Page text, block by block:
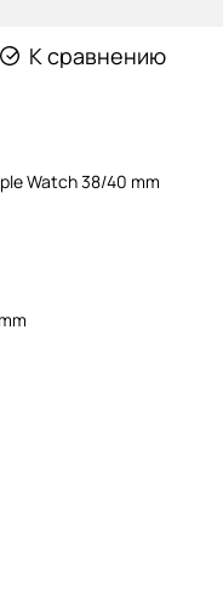
К сравнению
Watch 38/40 mm